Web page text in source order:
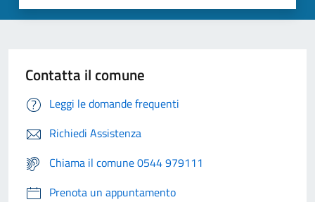
Contatta il comune
Leggi le domande frequenti
Richiedi Assistenza
Chiama il comune 0544 979111
Prenota un appuntamento